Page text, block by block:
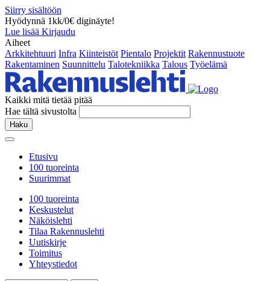
Siirry sisältöön
Hyödynnä 1kk/0€ diginäyte!
Lue lisää Kirjaudu
Aiheet
Arkkitehtuuri Infra Kiinteistöt Pientalo Projektit Rakennustuote
Rakentaminen Suunnittelu Talotekniikka Talous Työelämä
Kaikki mitä tietää pitää
Hae tältä sivustolta
Haku
Etusivu
100 tuoreinta
Suurimmat
100 tuoreinta
Keskustelut
Näköislehti
Tilaa Rakennuslehti
Uutiskirje
Toimitus
Yhteystiedot